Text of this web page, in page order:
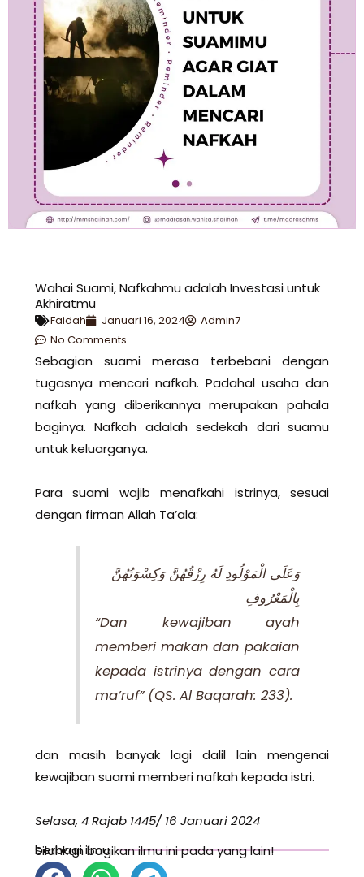
Wahai Suami, Nafkahmu adalah Investasi untuk
Akhiratmu
Faidah Januari 16, 2024
Admin7
No Comments
Sebagian suami merasa terbebani dengan
tugasnya mencari nafkah. Padahal usaha dan
nafkah yang diberikannya merupakan pahala
baginya. Nafkah adalah sedekah dari suamu
untuk keluarganya.
Para suami wajib menafkahi istrinya, sesuai
dengan firman Allah Ta’ala:
وَعَلَى الْمَوْلُودِ لَهُ رِزْقُهُنَّ وَكِسْوَتُهُنَّ
بِالْمَعْرُوفِ
“Dan kewajiban ayah
memberi makan dan pakaian
kepada istrinya dengan cara
ma’ruf” (QS. Al Baqarah: 233).
dan masih banyak lagi dalil lain mengenai
kewajiban suami memberi nafkah kepada istri.
Selasa, 4 Rajab 1445/ 16 Januari 2024
berbagi ilmu
Silahkan bagikan ilmu ini pada yang lain!